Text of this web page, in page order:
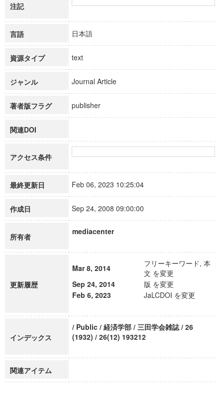
注記
言語 日本語
資源タイプ text
ジャンル Journal Article
著者版フラグ publisher
関連DOI
アクセス条件
最終更新日 Feb 06, 2023 10:25:04
作成日 Sep 24, 2008 09:00:00
所有者
mediacenter
更新履歴
Mar 8, 2014
フリーキーワード, 本
文 を変更
Sep 24, 2014
版 を変更
Feb 6, 2023
JaLCDOI を変更
インデックス
/ Public / 経済学部 / 三田学会雑誌 / 26
(1932) / 26(12) 193212
関連アイテム